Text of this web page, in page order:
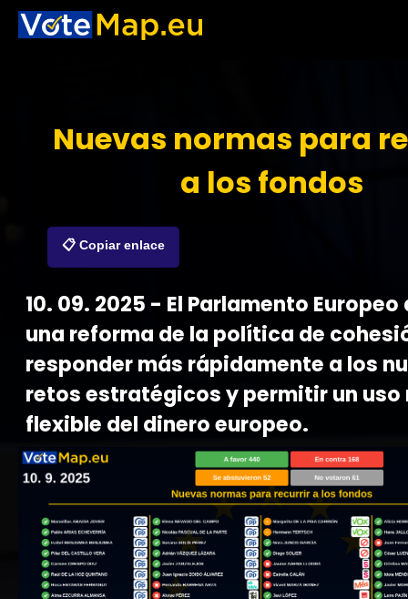
Nuevas normas para
a los fondos
📋 Copiar enlace
10. 09. 2025 - El Parlamento
una reforma de la política de
responder más rápidamente a los
retos estratégicos y permitir un uso
flexible del dinero europeo.